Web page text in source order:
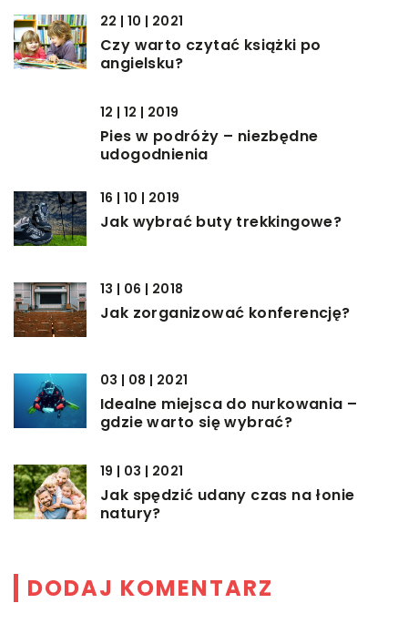
22 | 10 | 2021
Czy warto czytać książki po
angielsku?
12 | 12 | 2019
Pies w podróży – niezbędne
udogodnienia
16 | 10 | 2019
Jak wybrać buty trekkingowe?
13 | 06 | 2018
Jak zorganizować konferencję?
03 | 08 | 2021
Idealne miejsca do nurkowania –
gdzie warto się wybrać?
19 | 03 | 2021
Jak spędzić udany czas na łonie
natury?
DODAJ KOMENTARZ